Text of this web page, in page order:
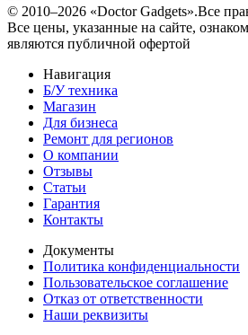
© 2010–2026 «Doctor Gadgets».Все
Все цены, указанные на сайте,
являются публичной офертой
Навигация
Б/У техникa
Магазин
Для бизнеса
Ремонт для регионов
О компании
Отзывы
Статьи
Гарантия
Контакты
Документы
Политика конфиденциальности
Пользовательское соглашение
Отказ от ответственности
Наши реквизиты